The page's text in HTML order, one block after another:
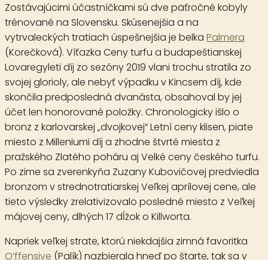
Zostávajúcimi účastníčkami sú dve päťročné kobyly
trénované na Slovensku. Skúsenejšia a na
vytrvaleckých tratiach úspešnejšia je belka Palmera
(Korečková). Víťazka Ceny turfu a budapeštianskej
Lovaregyleti díj zo sezóny 2019 vlani trochu stratila zo
svojej glorioly, ale nebyť výpadku v Kincsem díj, kde
skončila predposledná dvanásta, obsahoval by jej
účet len honorované položky. Chronologicky išlo o
bronz z karlovarskej „dvojkovej“ Letní ceny klisen, piate
miesto z Milleniumi díj a zhodne štvrté miesta z
pražského Zlatého poháru aj Velké ceny českého turfu.
Po zime sa zverenkyňa Zuzany Kubovičovej predviedla
bronzom v strednotratiarskej Veľkej aprílovej cene, ale
tieto výsledky zrelativizovalo posledné miesto z Veľkej
májovej ceny, dlhých 17 dĺžok o Killworta.
Napriek veľkej strate, ktorú niekdajšia zimná favoritka
O’ffensive (Palík) nazbierala hneď po štarte, tak sa v